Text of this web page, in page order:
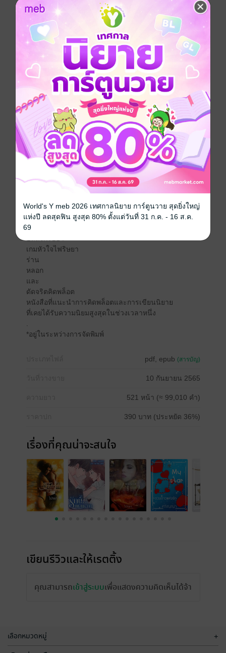
.
บทประพันธ์ที่ถูกนำไปสร้างเป็นละครโทรทัศน์ ช่อง 7
หลงเงาจันทร์
ด้วยแรงแห่งรัก*
ปีกมงกุฎ*
คู่ซ่ารสแซบ*
กุหลาบเกราะเพชร*
เพลิงปริศนา*
เก็บใจให้กันเพื่อวันของเรา*
.
บทประพันธ์ที่ถูกนำไปสร้างเป็นละครโทรทัศน์ ช่อง ONE
ลิขิตหัวใจ (ภารกิจลิขิตหัวใจ)
บทประพันธ์ที่ถูกนำไปสร้างเป็นละครโทรทัศน์ ช่อง 3
คุณชายรักเร่*
บทประพันธ์ขายดี
สามีรายวัน
หนี้รักเมียจำเลย
เงาหงส์
ศึกรบสยบหัวใจ
เกมหัวใจไฟริษยา
ร่าน
หลอก
และ
ดัดจริตคิดพล็อต
หนังสือที่แนะนำการคิดพล็อตและการเขียนนิยาย
ที่เคยได้รับความนิยมสูงสุดในช่วงเวลาหนึ่ง
*อยู่ในระหว่างการจัดพิมพ์
pdf, epub (สารบัญ)
10 กันยายน 2565
521 หน้า (≈ 99,010 คำ)
390 บาท (ประหยัด 36%)
เรื่องที่คุณน่าจะสนใจ
เขียนรีวิวและให้เรตติ้ง
คุณสามารถเข้าสู่ระบบเพื่อแสดงความคิดเห็นได้จ้า
เลือกหมวดหมู่ +
World's Y meb 2026 เทศกาลนิยาย การ์ตูนวาย สุดยิ่งใหญ่
แห่งปี ลดสุดฟิน สูงสุด 80% ตั้งแต่วันที่ 31 ก.ค. - 16 ส.ค.
69